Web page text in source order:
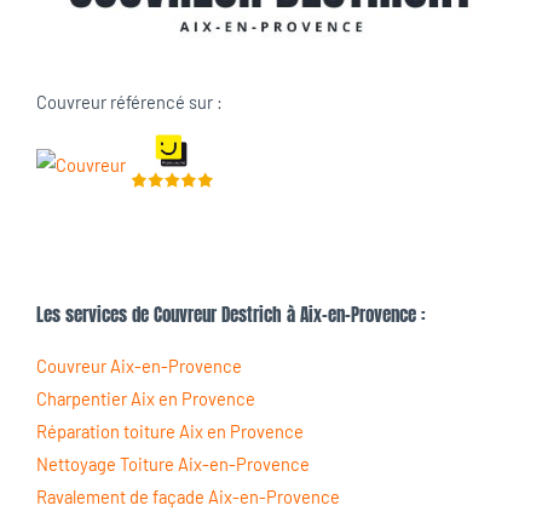
Couvreur référencé sur :
Les services de Couvreur Destrich à Aix-en-Provence :
Couvreur Aix-en-Provence
Charpentier Aix en Provence
Réparation toiture Aix en Provence
Nettoyage Toiture Aix-en-Provence
Ravalement de façade Aix-en-Provence